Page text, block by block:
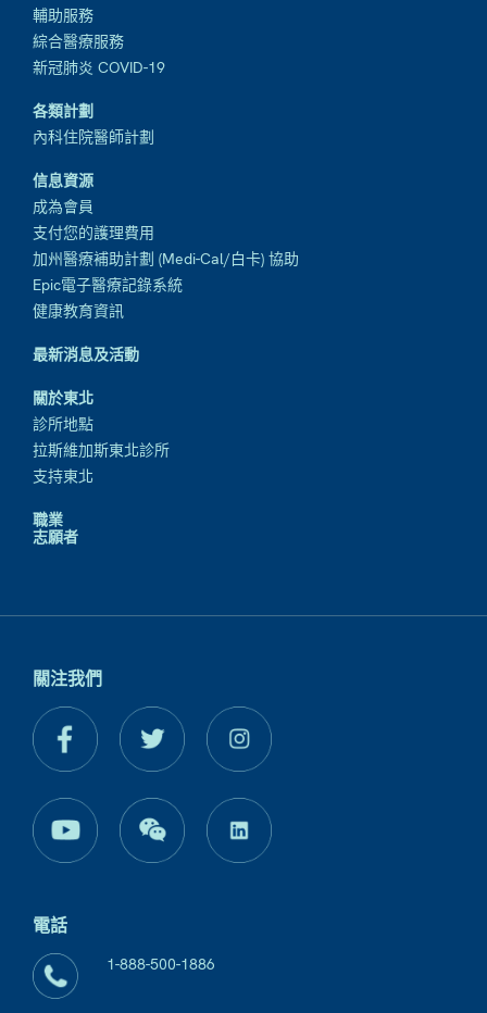
輔助服務
綜合醫療服務
新冠肺炎 COVID-19
各類計劃
內科住院醫師計劃
信息資源
成為會員
支付您的護理費用
加州醫療補助計劃 (Medi-Cal/白卡) 協助
Epic電子醫療記錄系統
健康教育資訊
最新消息及活動
關於東北
診所地點
拉斯維加斯東北診所
支持東北
職業
志願者
關注我們
電話
1-888-500-1886